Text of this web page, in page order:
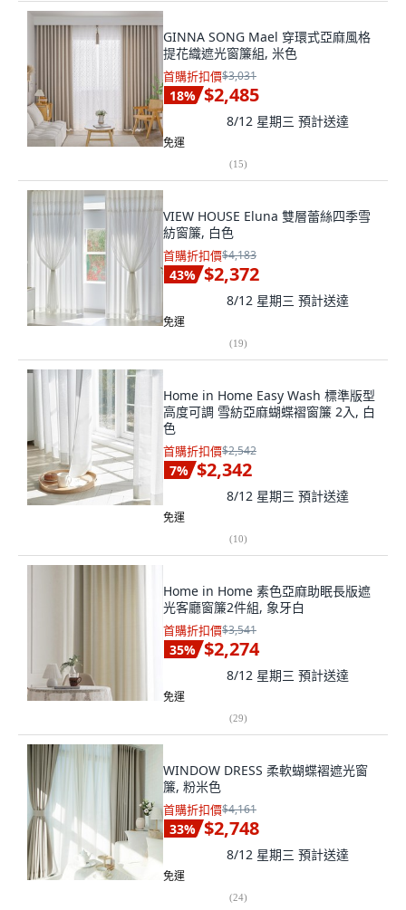
GINNA SONG Mael 穿環式亞麻風格
提花織遮光窗簾組, 米色
首購折扣價$3,031
18% $2,485
8/12 星期三 預計送達
免運
(15)
VIEW HOUSE Eluna 雙層蕾絲四季雪
紡窗簾, 白色
首購折扣價$4,183
43% $2,372
8/12 星期三 預計送達
免運
(19)
Home in Home Easy Wash 標準版型
高度可調 雪紡亞麻蝴蝶褶窗簾 2入, 白
色
首購折扣價$2,542
7% $2,342
8/12 星期三 預計送達
免運
(10)
Home in Home 素色亞麻助眠長版遮
光客廳窗簾2件組, 象牙白
首購折扣價$3,541
35% $2,274
8/12 星期三 預計送達
免運
(29)
WINDOW DRESS 柔軟蝴蝶褶遮光窗
簾, 粉米色
首購折扣價$4,161
33% $2,748
8/12 星期三 預計送達
免運
(24)